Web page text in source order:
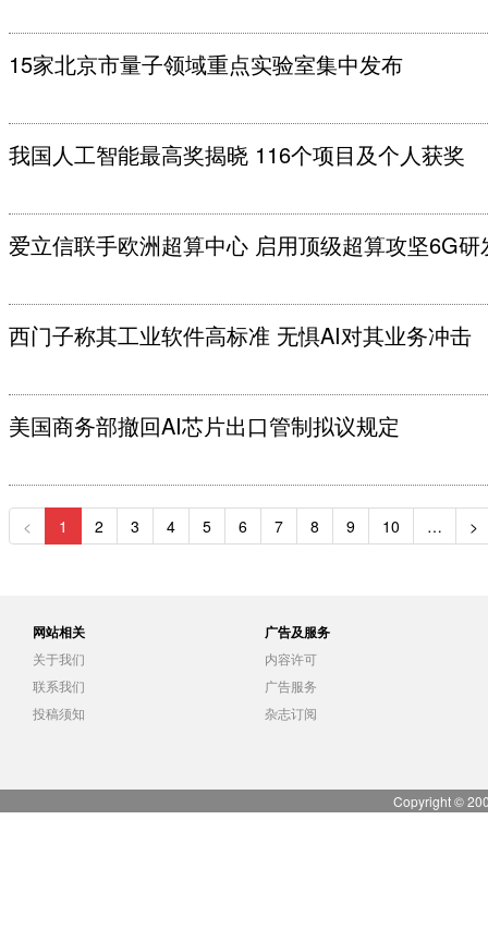
15家北京市量子领域重点实验室集中发布
我国人工智能最高奖揭晓 116个项目及个人获奖
爱立信联手欧洲超算中心 启用顶级超算攻坚6G研
西门子称其工业软件高标准 无惧AI对其业务冲击
美国商务部撤回AI芯片出口管制拟议规定
< 1 2 3 4 5 6 7 8 9 10 … >
网站相关
关于我们
联系我们
投稿须知
广告及服务
内容许可
广告服务
杂志订阅
Copyright ©